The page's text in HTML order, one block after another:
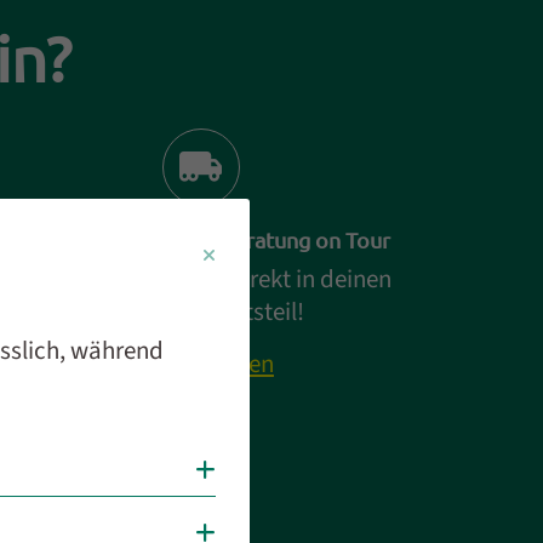
Klimamobil – Energieberatung on Tour
Die Beratung kommt direkt in deinen
Stadt- oder Ortsteil!
Mehr erfahren
während